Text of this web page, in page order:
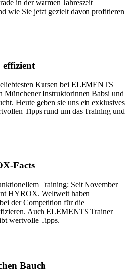
in der warmen Jahreszeit
wie Sie jetzt gezielt davon profitieren
Kursen bei ELEMENTS
Münchener Instruktorinnen Babsi und
Heute geben sie uns ein exklusives
Tipps rund um das Training und
Facts
Training: Seit November
HYROX. Weltweit haben
der Competition für die
Auch ELEMENTS Trainer
wertvolle Tipps.
Bauch